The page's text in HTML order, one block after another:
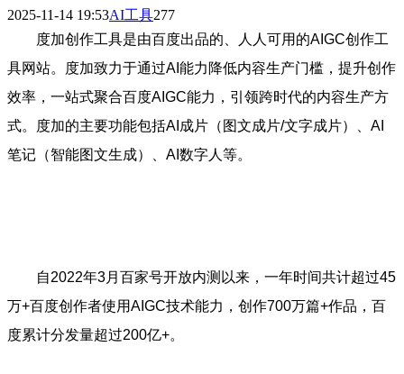
2025-11-14 19:53AI工具277
度加创作工具是由百度出品的、人人可用的AIGC创作工
具网站。度加致力于通过AI能力降低内容生产门槛，提升创作
效率，一站式聚合百度AIGC能力，引领跨时代的内容生产方
式。度加的主要功能包括AI成片（图文成片/文字成片）、AI
笔记（智能图文生成）、AI数字人等。
自2022年3月百家号开放内测以来，一年时间共计超过45
万+百度创作者使用AIGC技术能力，创作700万篇+作品，百
度累计分发量超过200亿+。